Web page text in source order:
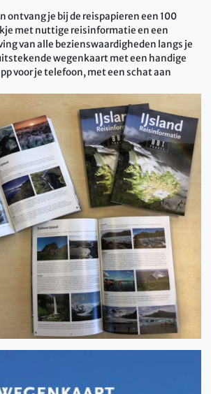
ontvang je bij de reispapieren een 100
met nuttige reisinformatie en een
van alle bezienswaardigheden langs je
wegenkaart met een handige
voor je telefoon, met een schat aan